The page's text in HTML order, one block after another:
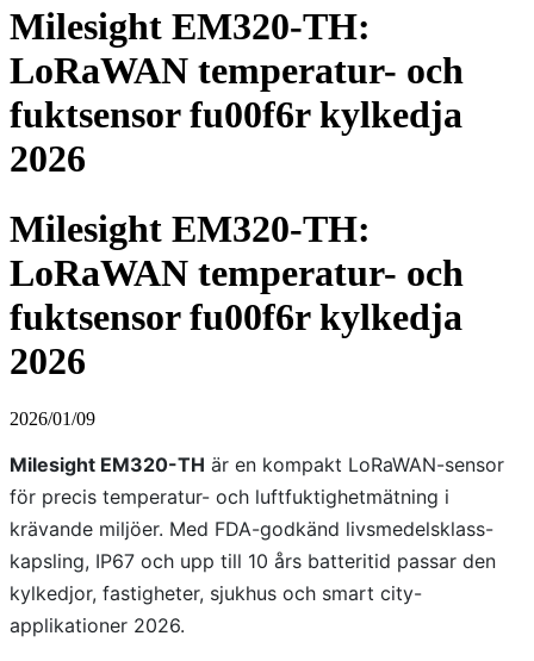
Milesight EM320-TH:
LoRaWAN temperatur- och
fuktsensor fu00f6r kylkedja
2026
Milesight EM320-TH:
LoRaWAN temperatur- och
fuktsensor fu00f6r kylkedja
2026
2026/01/09
Milesight EM320-TH är en kompakt LoRaWAN-sensor
för precis temperatur- och luftfuktighetmätning i
krävande miljöer. Med FDA-godkänd livsmedelsklass-
kapsling, IP67 och upp till 10 års batteritid passar den
kylkedjor, fastigheter, sjukhus och smart city-
applikationer 2026.